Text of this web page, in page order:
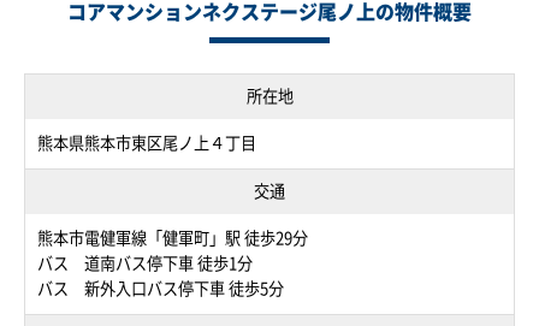
コアマンションネクステージ尾ノ上の物件概要
所在地
熊本県熊本市東区尾ノ上４丁目
交通
熊本市電健軍線「健軍町」駅 徒歩29分
バス 道南バス停下車 徒歩1分
バス 新外入口バス停下車 徒歩5分